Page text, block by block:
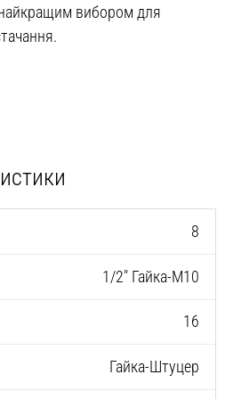
вибором для
8
1/2″ Гайка-M10
16
Гайка-Штуцер